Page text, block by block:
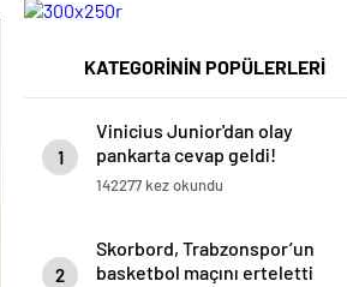
KATEGORİNİN POPÜLERLERİ
1
Vinicius Junior'dan olay
pankarta cevap geldi!
Manchester City-Real Madrid
142277 kez okundu
2
Skorbord, Trabzonspor’un
basketbol maçını erteletti